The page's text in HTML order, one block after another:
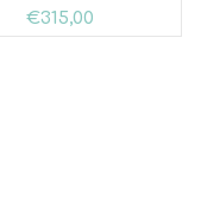
€315,00